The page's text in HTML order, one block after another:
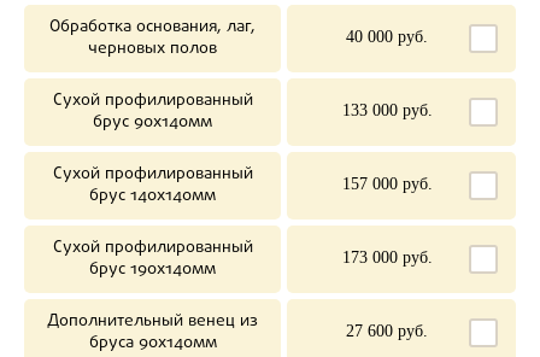
Обработка основания, лаг,
черновых полов
40 000 руб.
Сухой профилированный
брус 90х140мм
133 000 руб.
Сухой профилированный
брус 140х140мм
157 000 руб.
Сухой профилированный
брус 190х140мм
173 000 руб.
Дополнительный венец из
бруса 90х140мм
27 600 руб.